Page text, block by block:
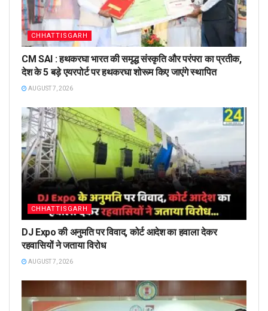
CHHATTISGARH
CM SAI : हथकरघा भारत की समृद्ध संस्कृति और परंपरा का प्रतीक,
देश के 5 बड़े एयरपोर्ट पर हथकरघा शोरूम किए जाएंगे स्थापित
AUGUST 7, 2026
CHHATTISGARH
DJ Expo की अनुमति पर विवाद, कोर्ट आदेश का हवाला देकर
रहवासियों ने जताया विरोध
AUGUST 7, 2026